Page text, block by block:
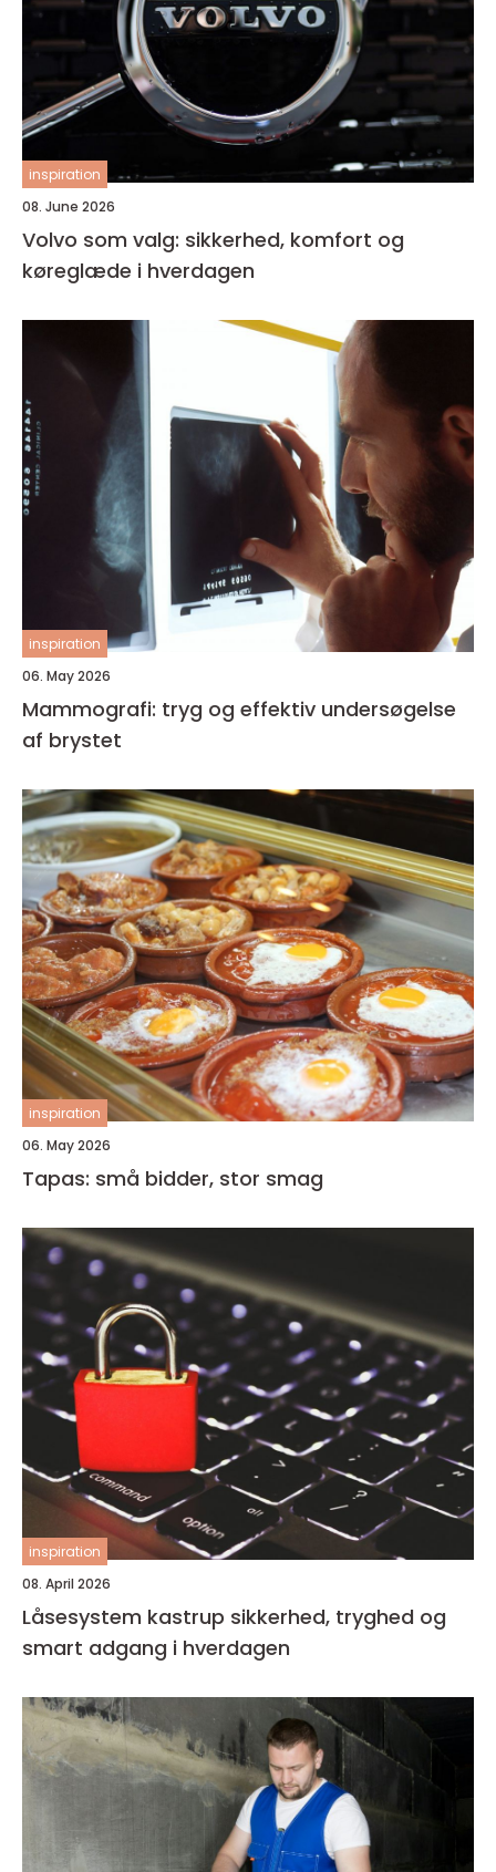
inspiration
08. June 2026
Volvo som valg: sikkerhed, komfort og
køreglæde i hverdagen
inspiration
06. May 2026
Mammografi: tryg og effektiv undersøgelse
af brystet
inspiration
06. May 2026
Tapas: små bidder, stor smag
inspiration
08. April 2026
Låsesystem kastrup sikkerhed, tryghed og
smart adgang i hverdagen